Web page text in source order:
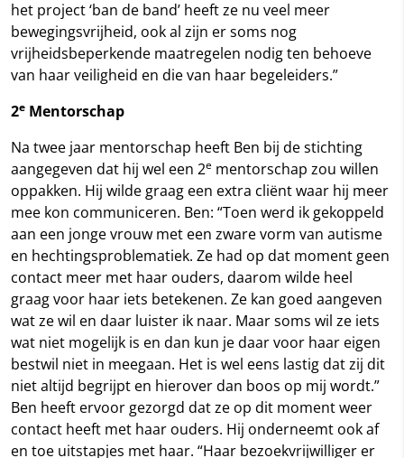
het project ‘ban de band’ heeft ze nu veel meer
bewegingsvrijheid, ook al zijn er soms nog
vrijheidsbeperkende maatregelen nodig ten behoeve
van haar veiligheid en die van haar begeleiders.”
2e Mentorschap
Na twee jaar mentorschap heeft Ben bij de stichting
aangegeven dat hij wel een 2e mentorschap zou willen
oppakken. Hij wilde graag een extra cliënt waar hij meer
mee kon communiceren. Ben: “Toen werd ik gekoppeld
aan een jonge vrouw met een zware vorm van autisme
en hechtingsproblematiek. Ze had op dat moment geen
contact meer met haar ouders, daarom wilde heel
graag voor haar iets betekenen. Ze kan goed aangeven
wat ze wil en daar luister ik naar. Maar soms wil ze iets
wat niet mogelijk is en dan kun je daar voor haar eigen
bestwil niet in meegaan. Het is wel eens lastig dat zij dit
niet altijd begrijpt en hierover dan boos op mij wordt.”
Ben heeft ervoor gezorgd dat ze op dit moment weer
contact heeft met haar ouders. Hij onderneemt ook af
en toe uitstapjes met haar. “Haar bezoekvrijwilliger er